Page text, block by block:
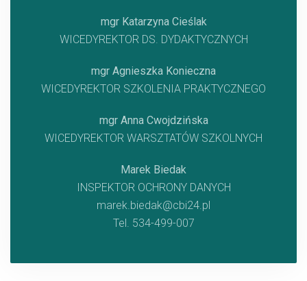
mgr Katarzyna Cieślak
WICEDYREKTOR DS. DYDAKTYCZNYCH
mgr Agnieszka Konieczna
WICEDYREKTOR SZKOLENIA PRAKTYCZNEGO
mgr Anna Cwojdzińska
WICEDYREKTOR WARSZTATÓW SZKOLNYCH
Marek Biedak
INSPEKTOR OCHRONY DANYCH
marek.biedak@cbi24.pl
Tel. 534-499-007